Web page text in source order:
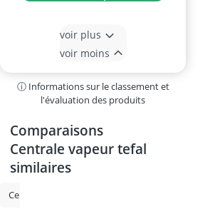
voir plus
voir moins
ⓘ Informations sur le classement et
l'évaluation des produits
Comparaisons
Centrale vapeur tefal
similaires
Centrale vapeur